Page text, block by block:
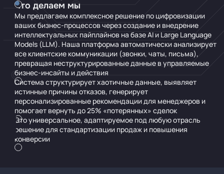
Что делаем мы
Мы предлагаем комплексное решение по цифровизации
ваших бизнес-процессов через создание и внедрение
интеллектуальных пайплайнов на базе AI и Large Language
Models (LLM). Наша платформа автоматически анализирует
все клиентские коммуникации (звонки, чаты, письма),
превращая неструктурированные данные в управляемые
бизнес-инсайты и действия
Система структурирует хаотичные данные, выявляет
истинные причины отказов, генерирует
персонализированные рекомендации для менеджеров и
помогает вернуть до 25% «потерянных» сделок
Это универсальное, адаптируемое под любую отрасль
решение для стандартизации продаж и повышения
конверсии